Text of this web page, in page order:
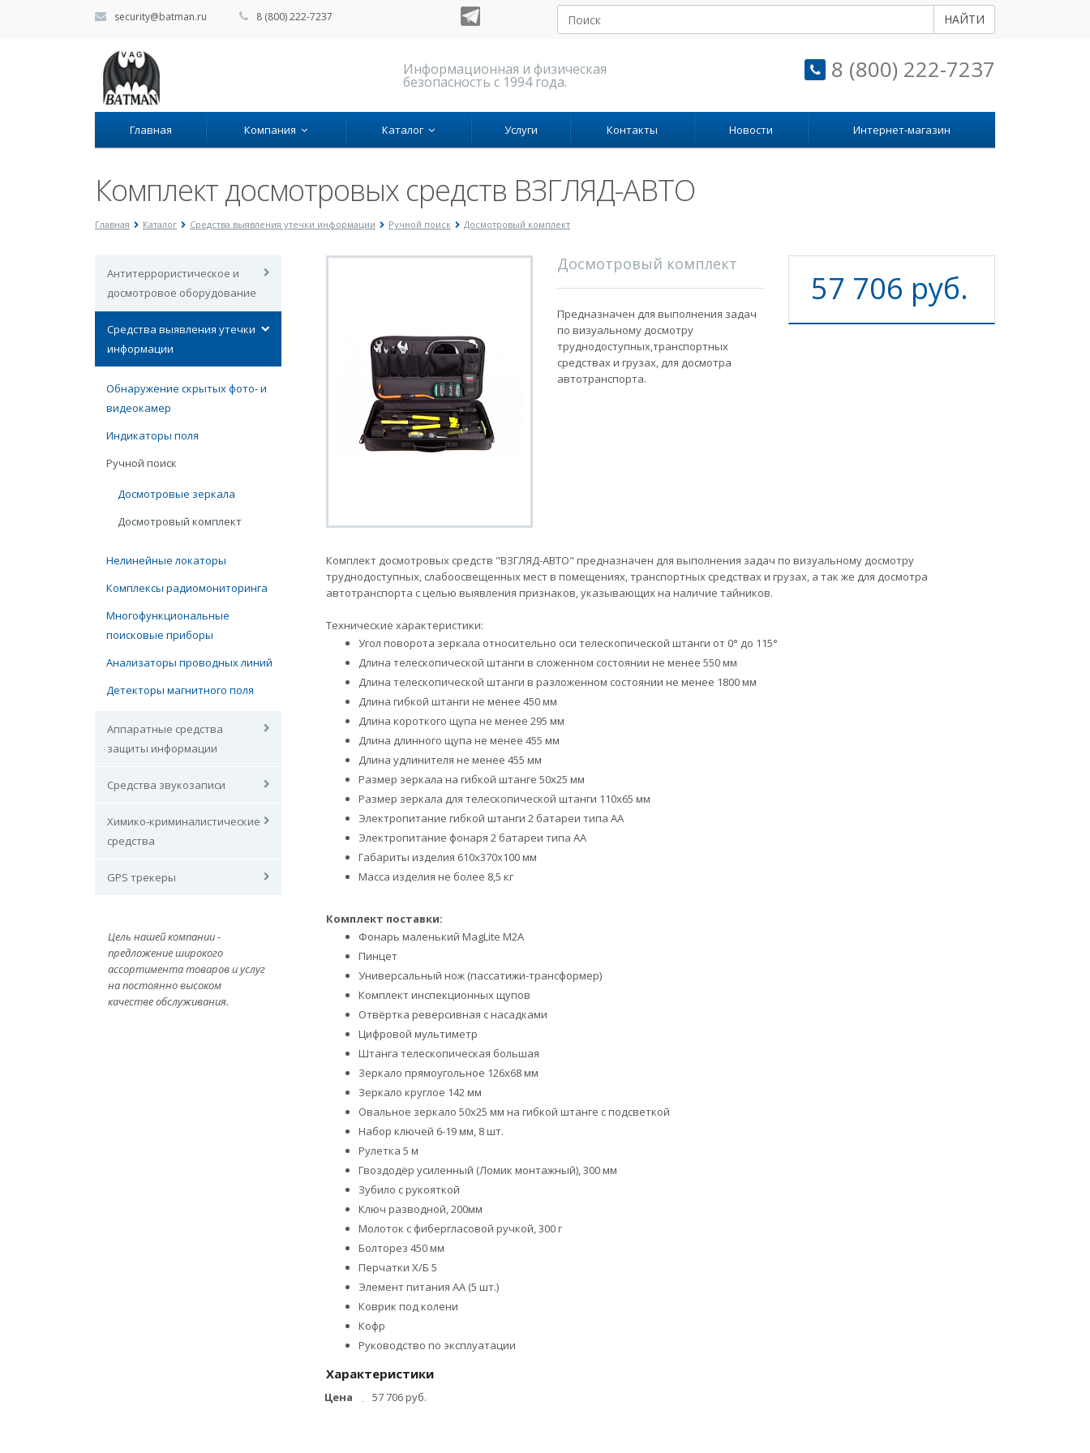
security@batman.ru 8 (800) 222-7237 НАЙТИ
Информационная и физическая
безопасность с 1994 года. 8 (800) 222-7237
Главная Компания Каталог Услуги Контакты Новости Интернет-магазин
Комплект досмотровых средств ВЗГЛЯД-АВТО
Главная Каталог Средства выявления утечки информации Ручной поиск Досмотровый комплект
Антитеррористическое и
досмотровое оборудование
Средства выявления утечки
информации
Обнаружение скрытых фото- и
видеокамер
Индикаторы поля
Ручной поиск
Досмотровые зеркала
Досмотровый комплект
Нелинейные локаторы
Комплексы радиомониторинга
Многофункциональные
поисковые приборы
Анализаторы проводных линий
Детекторы магнитного поля
Аппаратные средства
защиты информации
Средства звукозаписи
Химико-криминалистические
средства
GPS трекеры
Цель нашей компании -
предложение широкого
ассортимента товаров и услуг
на постоянно высоком
качестве обслуживания.
Досмотровый комплект
Предназначен для выполнения задач
по визуальному досмотру
труднодоступных,транспортных
средствах и грузах, для досмотра
автотранспорта.
57 706 руб.
Комплект досмотровых средств "ВЗГЛЯД-АВТО" предназначен для выполнения задач по визуальному досмотру
труднодоступных, слабоосвещенных мест в помещениях, транспортных средствах и грузах, а так же для досмотра
автотранспорта с целью выявления признаков, указывающих на наличие тайников.
Технические характеристики:
Угол поворота зеркала относительно оси телескопической штанги от 0° до 115°
Длина телескопической штанги в сложенном состоянии не менее 550 мм
Длина телескопической штанги в разложенном состоянии не менее 1800 мм
Длина гибкой штанги не менее 450 мм
Длина короткого щупа не менее 295 мм
Длина длинного щупа не менее 455 мм
Длина удлинителя не менее 455 мм
Размер зеркала на гибкой штанге 50х25 мм
Размер зеркала для телескопической штанги 110х65 мм
Электропитание гибкой штанги 2 батареи типа АА
Электропитание фонаря 2 батареи типа АА
Габариты изделия 610х370х100 мм
Масса изделия не более 8,5 кг
Комплект поставки:
Фонарь маленький MagLite M2A
Пинцет
Универсальный нож (пассатижи-трансформер)
Комплект инспекционных щупов
Отвёртка реверсивная с насадками
Цифровой мультиметр
Штанга телескопическая большая
Зеркало прямоугольное 126х68 мм
Зеркало круглое 142 мм
Овальное зеркало 50х25 мм на гибкой штанге с подсветкой
Набор ключей 6-19 мм, 8 шт.
Рулетка 5 м
Гвоздодёр усиленный (Ломик монтажный), 300 мм
Зубило с рукояткой
Ключ разводной, 200мм
Молоток с фибергласовой ручкой, 300 г
Болторез 450 мм
Перчатки Х/Б 5
Элемент питания АА (5 шт.)
Коврик под колени
Кофр
Руководство по эксплуатации
Характеристики
Цена 57 706 руб.